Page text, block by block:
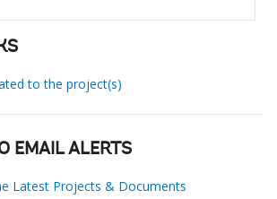
to the project(s)
EMAIL ALERTS
Latest Projects & Documents